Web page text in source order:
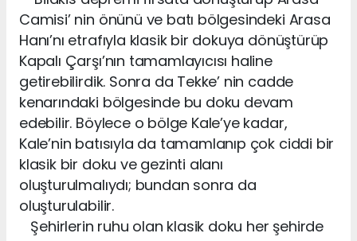
Camisi’ nin önünü ve batı bölgesindeki Arasa
Hanı’nı etrafıyla klasik bir dokuya dönüştürüp
Kapalı Çarşı’nın tamamlayıcısı haline
getirebilirdik. Sonra da Tekke’ nin cadde
kenarındaki bölgesinde bu doku devam
edebilir. Böylece o bölge Kale’ye kadar,
Kale’nin batısıyla da tamamlanıp çok ciddi bir
klasik bir doku ve gezinti alanı
oluşturulmalıydı; bundan sonra da
oluşturulabilir.
Şehirlerin ruhu olan klasik doku her şehirde